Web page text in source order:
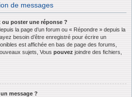
de messages
poster une réponse ?
la page d’un forum ou « Répondre » depuis la
besoin d’être enregistré pour écrire un
est affichée en bas de page des forums,
sujets, Vous pouvez joindre des fichiers,
message ?